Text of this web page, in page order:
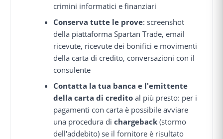
crimini informatici e finanziari
Conserva tutte le prove: screenshot
della piattaforma Spartan Trade, email
ricevute, ricevute dei bonifici e movimenti
della carta di credito, conversazioni con il
consulente
Contatta la tua banca e l'emittente
della carta di credito al più presto: per i
pagamenti con carta è possibile avviare
una procedura dichargeback (stormo
dell'addebito) se il fornitore è risultato